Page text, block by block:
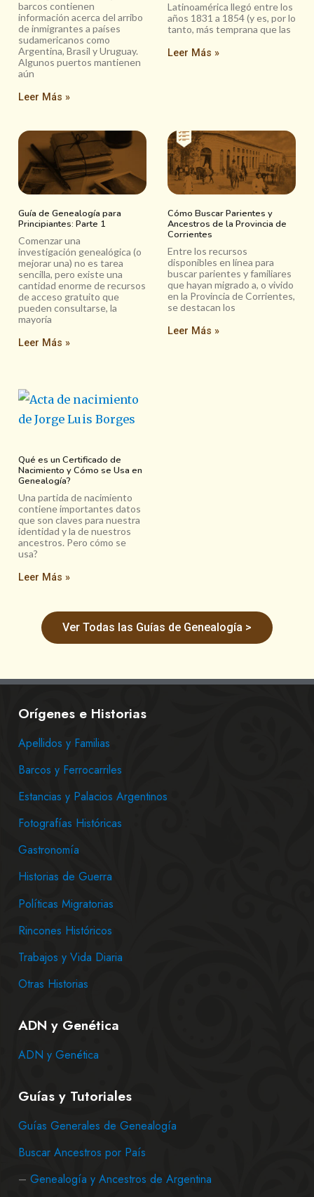
barcos contienen
información acerca del arribo
de inmigrantes a países
sudamericanos como
Argentina, Brasil y Uruguay.
Algunos puertos mantienen
aún
Leer Más »
Latinoamérica llegó entre los
años 1831 a 1854 (y es, por lo
tanto, más temprana que las
Leer Más »
Guía de Genealogía para
Principiantes: Parte 1
Comenzar una
investigación genealógica (o
mejorar una) no es tarea
sencilla, pero existe una
cantidad enorme de recursos
de acceso gratuito que
pueden consultarse, la
mayoría
Leer Más »
Cómo Buscar Parientes y
Ancestros de la Provincia de
Corrientes
Entre los recursos
disponibles en línea para
buscar parientes y familiares
que hayan migrado a, o vivido
en la Provincia de Corrientes,
se destacan los
Leer Más »
Qué es un Certificado de
Nacimiento y Cómo se Usa en
Genealogía?
Una partida de nacimiento
contiene importantes datos
que son claves para nuestra
identidad y la de nuestros
ancestros. Pero cómo se
usa?
Leer Más »
Ver Todas las Guías de Genealogía >
Orígenes e Historias
Apellidos y Familias
Barcos y Ferrocarriles
Estancias y Palacios Argentinos
Fotografías Históricas
Gastronomía
Historias de Guerra
Políticas Migratorias
Rincones Históricos
Trabajos y Vida Diaria
Otras Historias
ADN y Genética
ADN y Genética
Guías y Tutoriales
Guías Generales de Genealogía
Buscar Ancestros por País
– Genealogía y Ancestros de Argentina